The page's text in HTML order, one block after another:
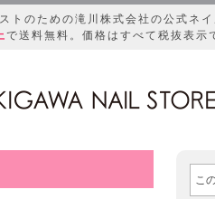
トのための滝川株式会社の公式ネ
で送料無料。価格はすべて税抜表示